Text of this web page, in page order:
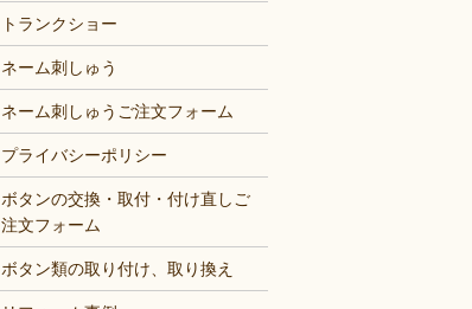
トランクショー
ネーム刺しゅう
ネーム刺しゅうご注文フォーム
プライバシーポリシー
ボタンの交換・取付・付け直しご
注文フォーム
ボタン類の取り付け、取り換え